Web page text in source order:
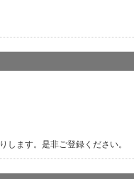
ます。是非ご登録ください。